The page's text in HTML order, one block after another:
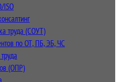
ISO
труда (СОУТ)
по ОТ, ПБ, ЭБ, ЧС
(ОПР)